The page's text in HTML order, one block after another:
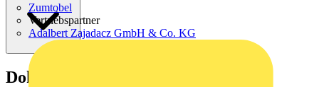
Zumtobel
Vertriebspartner
Adalbert Zajadacz GmbH & Co. KG
Dokumente